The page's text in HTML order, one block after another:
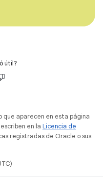
útil?
que aparecen en esta página
en la Licencia de
registradas de Oracle o sus